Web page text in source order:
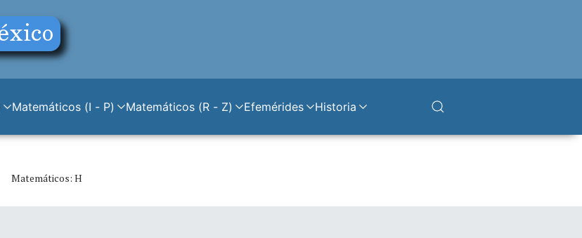
Matemáticos (I - P) Matemáticos (R - Z) Efemérides Historia
Matemáticos: H